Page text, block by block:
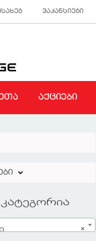
ვაკანსიები
აქციები
×